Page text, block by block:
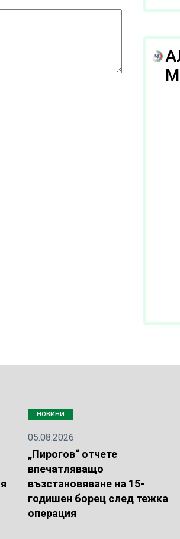
НОВИНИ
05.08.2026
„Пирогов“ отчете
впечатляващо
възстановяване на 15-
годишен борец след тежка
операция